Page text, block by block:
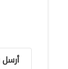
أرسل